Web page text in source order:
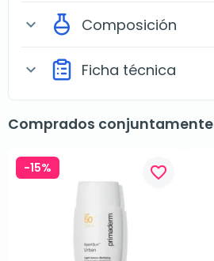
expand_more Composición
expand_more Ficha técnica
Comprados conjuntamente
-15% favorite_border